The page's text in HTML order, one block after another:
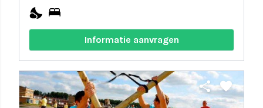
nights_stay bed
Informatie aanvragen
share favorite